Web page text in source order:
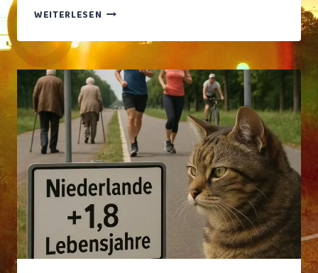
WEITERLESEN VERMISST
MARATHON:
FELIX
KROOS
WIEDER
AUFGETAUCHT